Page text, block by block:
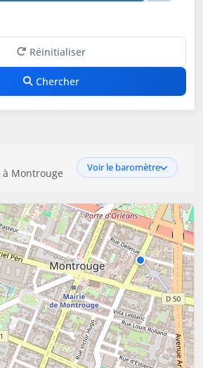
Réinitialiser
Chercher
Montrouge Voir le baromètre